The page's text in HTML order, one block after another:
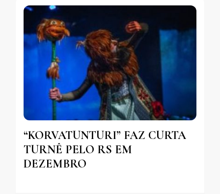
“KORVATUNTURI” FAZ CURTA
TURNÊ PELO RS EM
DEZEMBRO